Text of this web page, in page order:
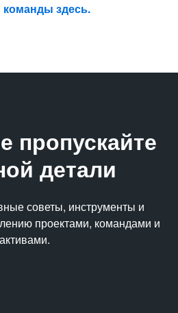
здесь.
пропускайте
детали
советы, инструменты и
проектами, командами и
активами.